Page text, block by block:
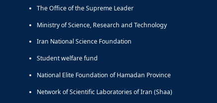
The Office of the Supreme Leader
Ministry of Science, Research and Technology
Iran National Science Foundation
Student welfare fund
National Elite Foundation of Hamadan Province
Network of Scientific Laboratories of Iran (Shaa)